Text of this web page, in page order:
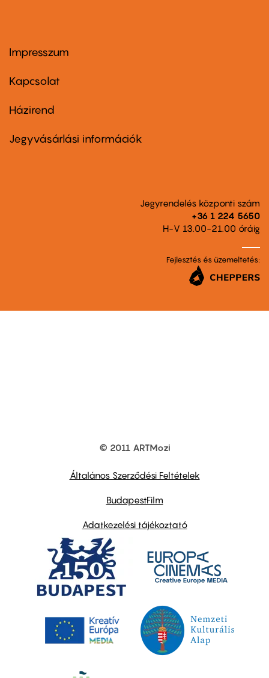
Footer
first
Impresszum
Kapcsolat
Footer
second
Házirend
Jegyvásárlási információk
Jegyrendelés központi szám
+36 1 224 5650
H-V 13.00-21.00 óráig
Fejlesztés és üzemeltetés:
© 2011 ARTMozi
Általános Szerződési Feltételek
BudapestFilm
Adatkezelési tájékoztató